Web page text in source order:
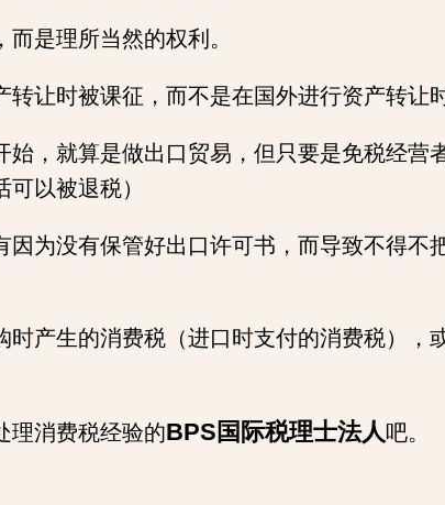
是理所当然的权利。
让时被课征，而不是在国外进行资产转让
，就算是做出口贸易，但只要是免税经营
以被退税）
为没有保管好出口许可书，而导致不得不
产生的消费税（进口时支付的消费税），
理消费税经验的BPS国际税理士法人吧。